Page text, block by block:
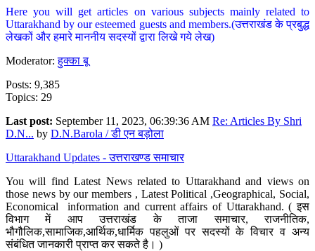
Here you will get articles on various subjects mainly related to
Uttarakhand by our esteemed guests and members.(उत्तराखंड के प्रबुद्ध
लेखकों और हमारे माननीय सदस्यों द्वारा लिखे गये लेख)
Moderator:हुक्का बू
Posts: 9,385
Topics: 29
Last post: September 11, 2023, 06:39:36 AM Re: Articles By Shri
D.N... by D.N.Barola / डी एन बड़ोला
Uttarakhand Updates - उत्तराखण्ड समाचार
You will find Latest News related to Uttarakhand and views on
those news by our members , Latest Political ,Geographical, Social,
Economical information and current affairs of Uttarakhand. ( इस
विभाग में आप उत्तराखंड के ताजा समाचार, राजनीतिक,
भौगौलिक,सामाजिक,आर्थिक,धार्मिक पहलुओं पर सदस्यों के विचार व अन्य
संबंधित जानकारी प्राप्त कर सकते है। )